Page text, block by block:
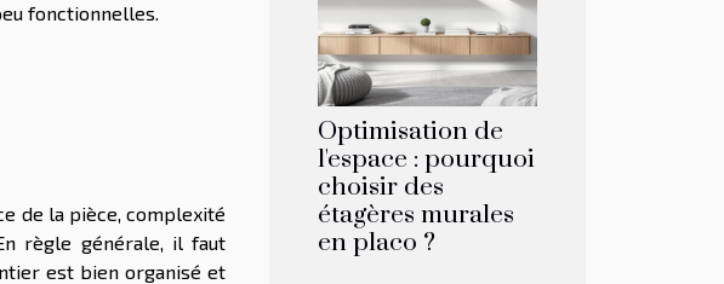
fonctionnelles.
de la pièce, complexité
règle générale, il faut
est bien organisé et
Optimisation de
l'espace : pourquoi
choisir des
étagères murales
en placo ?